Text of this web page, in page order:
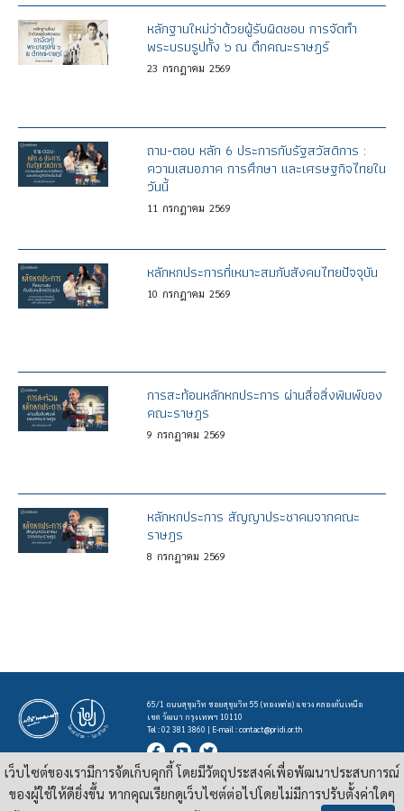
หลักฐานใหม่ว่าด้วยผู้รับผิดชอบ การจัดทำ
พระบรมรูปทั้ง ๖ ณ ตึกคณะราษฎร์
23 กรกฎาคม 2569
ถาม-ตอบ หลัก 6 ประการกับรัฐสวัสดิการ :
ความเสมอภาค การศึกษา และเศรษฐกิจไทยใน
วันนี้
11 กรกฎาคม 2569
หลักหกประการที่เหมาะสมกับสังคมไทยปัจจุบัน
10 กรกฎาคม 2569
การสะท้อนหลักหกประการ ผ่านสื่อสิ่งพิมพ์ของ
คณะราษฎร
9 กรกฎาคม 2569
หลักหกประการ สัญญาประชาคมจากคณะ
ราษฎร
8 กรกฎาคม 2569
65/1 ถนนสุขุมวิท ซอยสุขุมวิท 55 (ทองหล่อ) แขวง คลองตันเหนือ
เขต วัฒนา กรุงเทพฯ 10110
Tel : 02 381 3860 | E-mail :contact@pridi.or.th
บทความ รูปภาพ และสื่ออื่นๆ ที่มีสัญลักษณ์ของสถาบันปรีดี พนมยงค์ ในเว็บไซต์https://pridi.or.th
เผยแพร่ภายใต้สัญญาอนุญาตครีเอทีฟคอมมอนส์แบบแสดงที่มา-ไม่ใช่เชิงพาณิชย์ 4.0 สากล
เว็บไซต์ของเรามีการจัดเก็บคุกกี้ โดยมีวัตถุประสงค์เพื่อพัฒนาประสบการณ์
ของผู้ใช้ให้ดียิ่งขึ้น หากคุณเรียกดูเว็บไซต์ต่อไปโดยไม่มีการปรับตั้งค่าใดๆ